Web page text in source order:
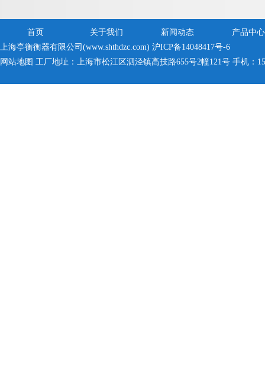
首页 关于我们 新闻动态
产品中心
上海亭衡衡器有限公司(www.shthdzc.com) 沪ICP备14048417号-6
网站地图 工厂地址：上海市松江区泗泾镇高技路655号2幢121号 手机：